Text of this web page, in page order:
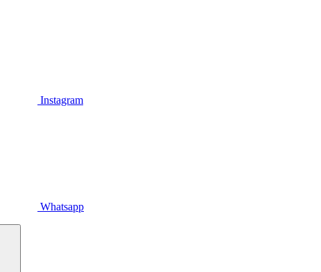
Instagram
Whatsapp